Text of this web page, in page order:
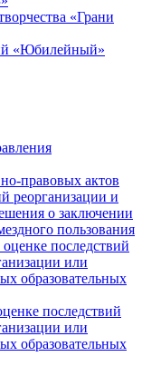
«Грани
«Юбилейный»
правовых актов
реорганизации и
о заключении
пользования
последствий
или
образовательных
последствий
или
образовательных